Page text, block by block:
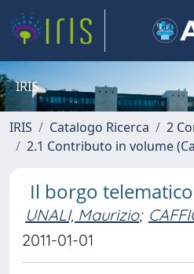
IRIS
IRIS Catalogo Ricerca
2
2.1 Contributo in volume
Il borgo telematico
UNALI, Maurizio;
2011-01-01